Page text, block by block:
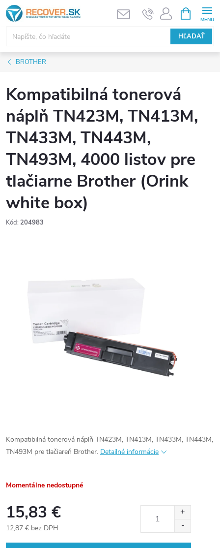
Prejsť
na
obsah
HĽADAŤ
KOŠÍK
BROTHER
Kompatibilná tonerová
náplň TN423M, TN413M,
TN433M, TN443M,
TN493M, 4000 listov pre
tlačiarne Brother (Orink
white box)
Kód: 204983
Kompatibilná tonerová náplň TN423M, TN413M, TN433M, TN443M,
TN493M pre tlačiareň Brother. Detailné informácie
Momentálne nedostupné
15,83 €
12,87 € bez DPH